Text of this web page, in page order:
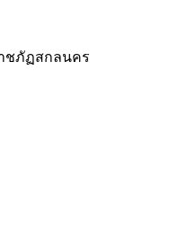
ชภัฏสกลนคร